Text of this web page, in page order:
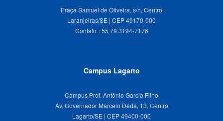
Praça Samuel de Oliveira, s/n, Centro
Laranjeiras/SE | CEP 49170-000
Campus Lagarto
Campus Prof. Antônio Garcia Filho
Av. Governador Marcelo Déda, 13, Centro
Lagarto/SE | CEP 49400-000